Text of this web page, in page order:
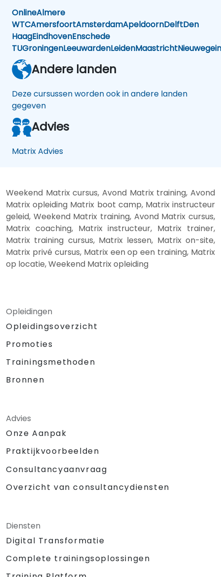
OnlineAlmere
WTCAmersfoortAmsterdamApeldoornDelftDen
HaagEindhovenEnschede
TUGroningenLeeuwardenLeidenMaastrichtNieuwegein
Andere landen
Deze cursussen worden ook in andere landen
gegeven
Advies
Matrix Advies
Weekend Matrix cursus, Avond Matrix training, Avond
Matrix opleiding Matrix boot camp, Matrix instructeur
geleid, Weekend Matrix training, Avond Matrix cursus,
Matrix coaching, Matrix instructeur, Matrix trainer,
Matrix training cursus, Matrix lessen, Matrix on-site,
Matrix privé cursus, Matrix een op een training, Matrix
op locatie, Weekend Matrix opleiding
Opleidingen
Opleidingsoverzicht
Promoties
Trainingsmethoden
Bronnen
Advies
Onze Aanpak
Praktijkvoorbeelden
Consultancyaanvraag
Overzicht van consultancydiensten
Diensten
Digital Transformatie
Complete trainingsoplossingen